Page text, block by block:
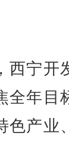
宁开
全年目
色产业